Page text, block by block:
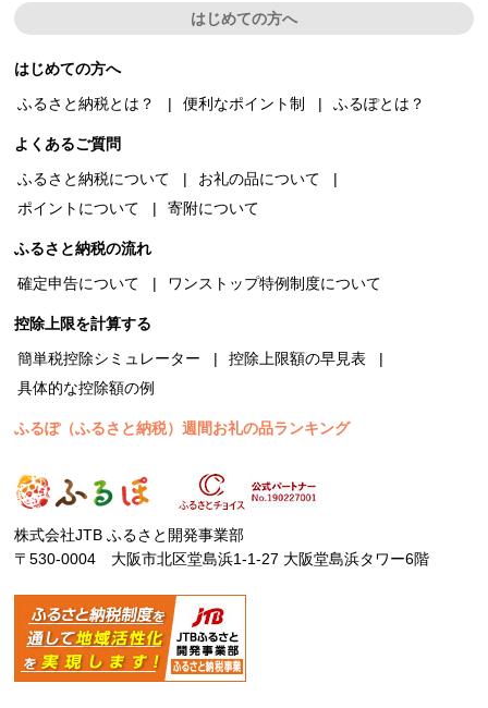
はじめての方へ
はじめての方へ
ふるさと納税とは？
便利なポイント制 ふるぽとは？
よくあるご質問
ふるさと納税について
お礼の品について
ポイントについて
寄附について
ふるさと納税の流れ
確定申告について
ワンストップ特例制度について
控除上限を計算する
簡単税控除シミュレーター
控除上限額の早見表
具体的な控除額の例
ふるぽ（ふるさと納税）週間お礼の品ランキング
株式会社JTB ふるさと開発事業部
〒530-0004 大阪市北区堂島浜1-1-27 大阪堂島浜タワー6階